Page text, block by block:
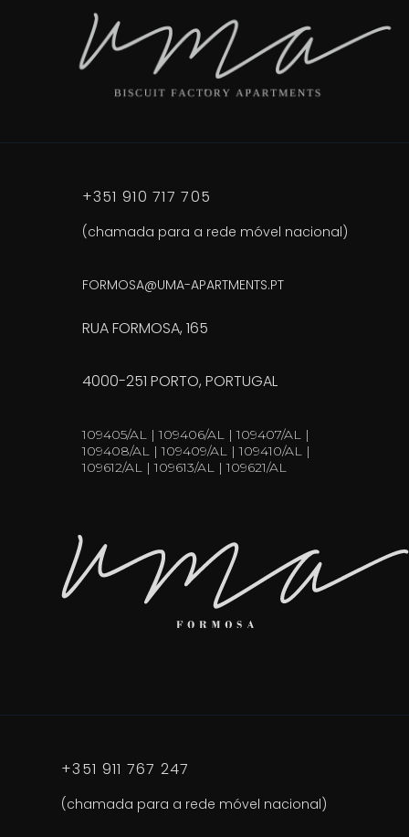
+351 910 717 705
(chamada para a rede móvel nacional)
FORMOSA@UMA-APARTMENTS.PT
RUA FORMOSA, 165
4000-251 PORTO, PORTUGAL
109405/AL | 109406/AL | 109407/AL |
109408/AL | 109409/AL | 109410/AL |
109612/AL | 109613/AL | 109621/AL
+351 911 767 247
(chamada para a rede móvel nacional)